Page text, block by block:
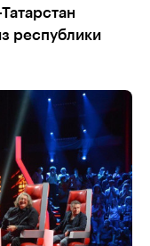
республики